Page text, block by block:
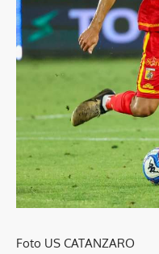
Foto US CATANZARO